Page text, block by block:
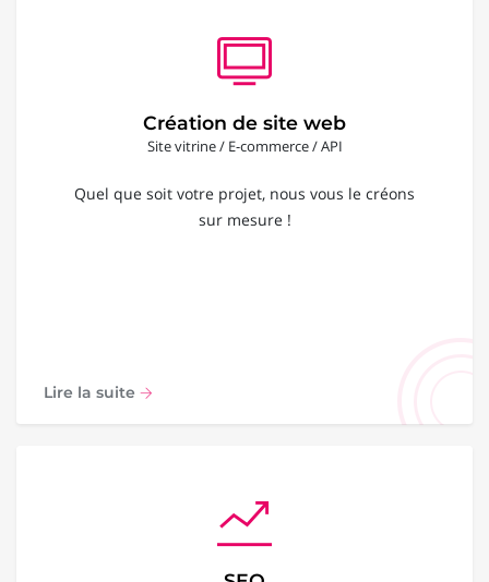
Création de site web
Site vitrine / E-commerce / API
Quel que soit votre projet, nous vous le créons
sur mesure !
Lire la suite